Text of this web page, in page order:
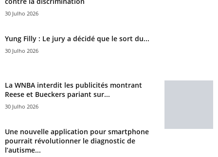
30 Julho 2026
Yung Filly : Le jury a décidé que le sort du...
30 Julho 2026
La WNBA interdit les publicités montrant
Reese et Bueckers pariant sur...
30 Julho 2026
Une nouvelle application pour smartphone
pourrait révolutionner le diagnostic de
l’autisme...